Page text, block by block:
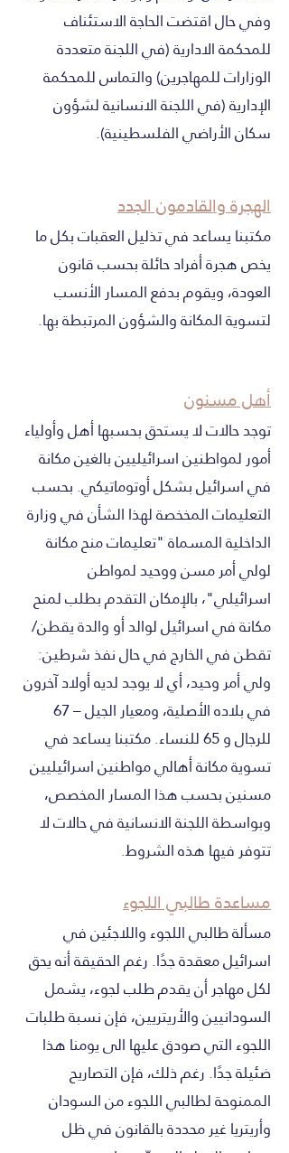
وفي حال اقتضت الحاجة الاستئناف
للمحكمة الادارية (في اللجنة متعددة
الوزارات للمهاجرين) والتماس للمحكمة
الإدارية (في اللجنة الانسانية لشؤون
سكان الأراضي الفلسطينية).
الهجرة والقادمون الجدد
مكتبنا يساعد في تذليل العقبات بكل ما
يخص هجرة أفراد حائلة بحسب قانون
العودة، ويقوم بدفع المسار الأنسب
لتسوية المكانة والشؤون المرتبطة بها.
أهل مسنون
توجد حالات لا يستحق بحسبها أهل وأولياء
أمور لمواطنين اسرائيليين بالغين مكانة
في اسرائيل بشكل أوتوماتيكي. بحسب
التعليمات المخخصة لهذا الشأن في وزارة
الداخلية المسماة "تعليمات منح مكانة
لولي أمر مسن ووحيد لمواطن
اسرائيلي"، بالإمكان التقدم بطلب لمنح
مكانة في اسرائيل لوالد أو والدة يقطن/
تقطن في الخارج في حال نفذ شرطين:
ولي أمر وحيد، أي لا يوجد لديه أولاد آخرون
في بلاده الأصلية، ومعيار الجيل – 67
للرجال و 65 للنساء. مكتبنا يساعد في
تسوية مكانة أهالي مواطنين اسرائيليين
مسنين بحسب هذا المسار المخصص،
وبواسطة اللجنة الانسانية في حالات لا
تتوفر فيها هذه الشروط.
مساعدة طالبي اللجوء
مسألة طالبي اللجوء واللاجئين في
اسرائيل معقدة جدًا. رغم الحقيقة أنه يحق
لكل مهاجر أن يقدم طلب لجوء، يشمل
السودانيين والأريتريين، فإن نسبة طلبات
اللجوء التي صودق عليها الى يومنا هذا
ضئيلة جدًا. رغم ذلك، فإن التصاريح
الممنوحة لطالبي اللجوء من السودان
وأريتريا غير محددة بالقانون في ظل